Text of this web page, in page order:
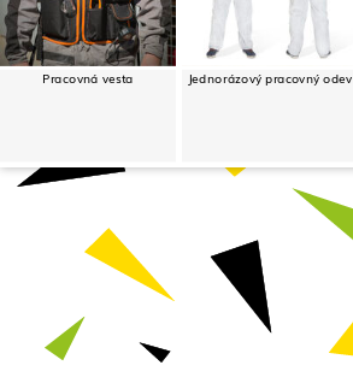
Pracovná vesta Jednorázový pracovný odev